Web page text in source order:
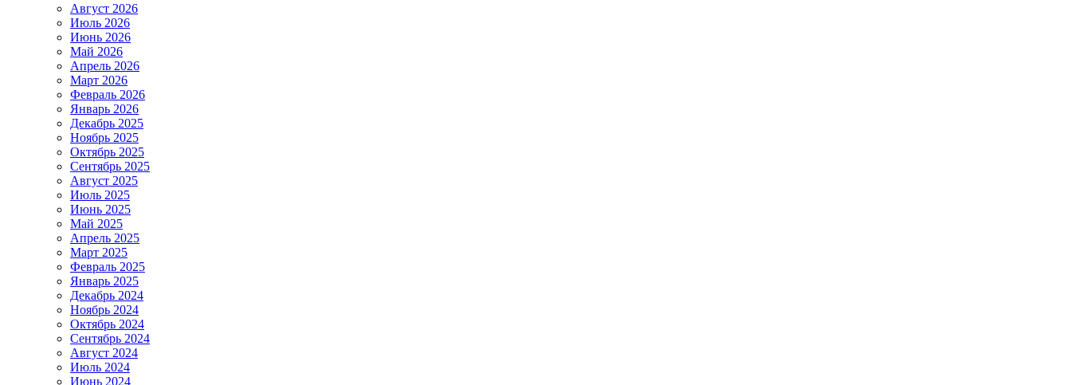
Август 2026
Июль 2026
Июнь 2026
Май 2026
Апрель 2026
Март 2026
Февраль 2026
Январь 2026
Декабрь 2025
Ноябрь 2025
Октябрь 2025
Сентябрь 2025
Август 2025
Июль 2025
Июнь 2025
Май 2025
Апрель 2025
Март 2025
Февраль 2025
Январь 2025
Декабрь 2024
Ноябрь 2024
Октябрь 2024
Сентябрь 2024
Август 2024
Июль 2024
Июнь 2024